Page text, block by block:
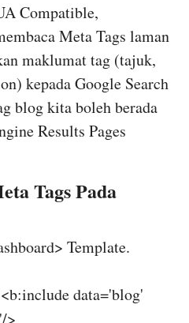
Compatible,
Meta Tags laman
maklumat tag (tajuk,
kepada Google Search
blog kita boleh berada
Results Pages
Tags Pada
Template.
<b:include data='blog'